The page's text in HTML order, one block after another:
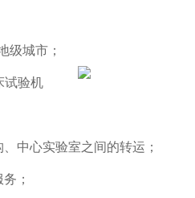
城市；
验机
中心实验室之间的转运；
；